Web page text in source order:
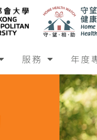
服務 年度